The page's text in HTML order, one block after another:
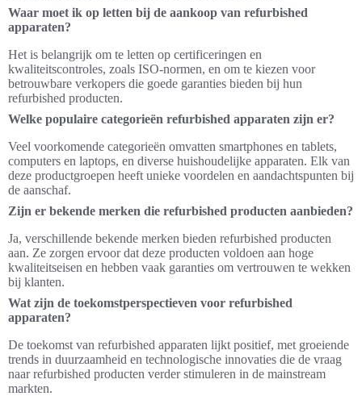
Waar moet ik op letten bij de aankoop van refurbished
apparaten?
Het is belangrijk om te letten op certificeringen en
kwaliteitscontroles, zoals ISO-normen, en om te kiezen voor
betrouwbare verkopers die goede garanties bieden bij hun
refurbished producten.
Welke populaire categorieën refurbished apparaten zijn er?
Veel voorkomende categorieën omvatten smartphones en tablets,
computers en laptops, en diverse huishoudelijke apparaten. Elk van
deze productgroepen heeft unieke voordelen en aandachtspunten bij
de aanschaf.
Zijn er bekende merken die refurbished producten aanbieden?
Ja, verschillende bekende merken bieden refurbished producten
aan. Ze zorgen ervoor dat deze producten voldoen aan hoge
kwaliteitseisen en hebben vaak garanties om vertrouwen te wekken
bij klanten.
Wat zijn de toekomstperspectieven voor refurbished
apparaten?
De toekomst van refurbished apparaten lijkt positief, met groeiende
trends in duurzaamheid en technologische innovaties die de vraag
naar refurbished producten verder stimuleren in de mainstream
markten.